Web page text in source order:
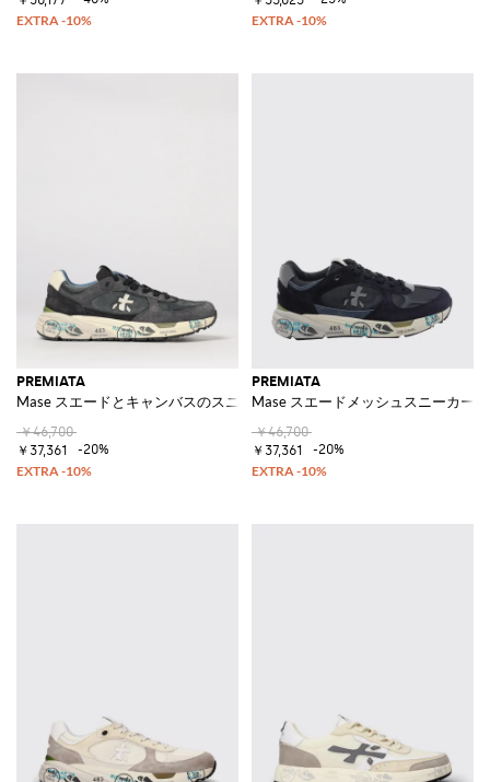
PREMIATA
Mase スエードとキャンバスのスニーカー
￥46,700
￥37,361
-20%
PREMIATA
Mase スエードメッシュスニーカー
￥46,700
￥37,361
-20%